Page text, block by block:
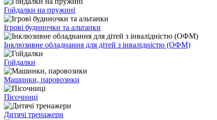
Гойдалки на пружині
Ігрові будиночки та альтанки
Інклюзивне обладнання для дітей з інвалідністю (ОФМ)
Гойдалки
Машинки, паровозики
Пісочниці
Дитячі тренажери